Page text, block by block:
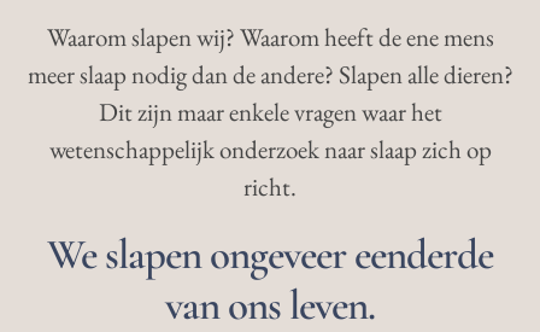
Waarom slapen wij? Waarom heeft de ene mens
meer slaap nodig dan de andere? Slapen alle dieren?
Dit zijn maar enkele vragen waar het
wetenschappelijk onderzoek naar slaap zich op
richt.
We slapen ongeveer eenderde
van ons leven.